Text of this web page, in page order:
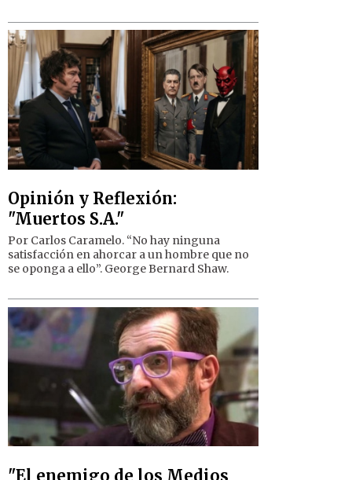
Opinión y Reflexión:
"Muertos S.A."
Por Carlos Caramelo. “No hay ninguna
satisfacción en ahorcar a un hombre que no
se oponga a ello”. George Bernard Shaw.
"El enemigo de los Medios